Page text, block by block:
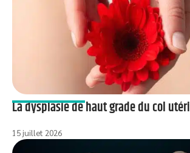
La dysplasie de haut grade du col
15 juillet 2026